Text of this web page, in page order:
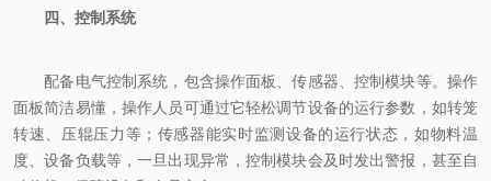
四、控制系统
配备电气控制系统，包含操作面板、传感器、控制模块等。操作
面板简洁易懂，操作人员可通过它轻松调节设备的运行参数，如转笼
转速、压辊压力等；传感器能实时监测设备的运行状态，如物料温
度、设备负载等，一旦出现异常，控制模块会及时发出警报，甚至自